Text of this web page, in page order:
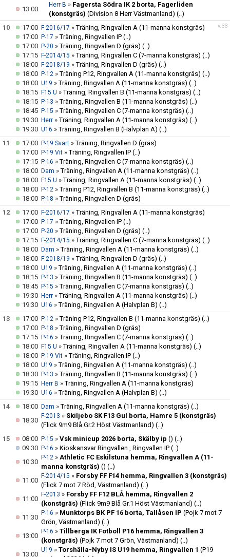
13:00
Herr B » Fagersta Södra IK 2 borta, Fagerliden
(konstgräs) (Division 8 Herr Västmanland) (..)
v.33
10 17:00 F-2016/17 »Träning, Ringvallen A (11-manna konstgräs)
17:00 P-17 »Träning, Ringvallen IP (..)
17:00 P-20 »Träning, Ringvallen D (gräs) (..)
17:15 F-2014/15 »Träning, Ringvallen C (7-manna konstgräs) (..)
18:00 F-2018/19 »Träning, Ringvallen D (gräs) (..)
18:00 P-12 »Träning P12, Ringvallen A (11-manna konstgräs) (..)
18:00 U19 »Träning, Ringvallen A (11-manna konstgräs) (..)
18:15 F15 U »Träning, Ringvallen B (11-manna konstgräs) (..)
18:15 P-13 »Träning, Ringvallen B (11-manna konstgräs) (..)
18:45 P-15 »Träning, Ringvallen C (7-manna konstgräs) (..)
19:30 Herr »Träning, Ringvallen A (11-manna konstgräs) (..)
19:30 U16 »Träning, Ringvallen B (Halvplan A) (..)
11
17:00 P-19 Svart »Träning, Ringvallen D (gräs)
17:00 P-19 Vit »Träning, Ringvallen IP (..)
17:15 P-16 »Träning, Ringvallen C (7-manna konstgräs) (..)
18:00 Dam »Träning, Ringvallen A (11-manna konstgräs) (..)
18:00 F15 U »Träning, Ringvallen A (11-manna konstgräs) (..)
18:00 P-12 »Träning P12, Ringvallen B (11-manna konstgräs) (..)
18:00 P-18 »Träning, Ringvallen D (gräs)
12
17:00 F-2016/17 »Träning, Ringvallen A (11-manna konstgräs)
17:00 P-17 »Träning, Ringvallen IP (..)
17:00 P-20 »Träning, Ringvallen D (gräs) (..)
17:15 F-2014/15 »Träning, Ringvallen C (7-manna konstgräs) (..)
18:00 Dam »Träning, Ringvallen A (11-manna konstgräs) (..)
18:00 F-2018/19 »Träning, Ringvallen D (gräs) (..)
18:00 U19 »Träning, Ringvallen A (11-manna konstgräs) (..)
18:15 P-13 »Träning, Ringvallen B (11-manna konstgräs) (..)
18:45 P-15 »Träning, Ringvallen C (7-manna konstgräs) (..)
19:30 Herr »Träning, Ringvallen A (11-manna konstgräs) (..)
19:30 U16 »Träning, Ringvallen A (Halvplan B) (..)
13
17:00 P-12 »Träning P12, Ringvallen B (11-manna konstgräs) (..)
17:00 P-18 »Träning, Ringvallen D (gräs)
17:15 P-16 »Träning, Ringvallen C (7-manna konstgräs) (..)
18:00 F15 U »Träning, Ringvallen A (11-manna konstgräs) (..)
18:00 P-19 Vit »Träning, Ringvallen IP (..)
18:00 U19 »Träning, Ringvallen A (11-manna konstgräs) (..)
18:30 P-13 »Träning, Ringvallen B (11-manna konstgräs) (..)
19:15 Herr B »Träning, Ringvallen A (11-manna konstgräs)
19:30 U16 »Träning, Ringvallen A (Halvplan B) (..)
14
18:00 Dam »Träning, Ringvallen A (11-manna konstgräs) (..)
18:30
F-2013 » Skiljebo SK F13 Gul borta, Hamre 5 (konstgräs)
(Flick 9m9 Blå Gr.2 Höst Västmanland) (..)
15
08:00 P-15 » Vsk minicup 2026 borta, Skälby ip () (..)
09:30 P-16 » Kioskansvar Ringvallen , Ringvallen IP (..)
10:30
P-12 » Athletic FC Eskilstuna hemma, Ringvallen A (11-
manna konstgräs) () (..)
11:00
F-2014/15 » Forsby FF F14 hemma, Ringvallen 3 (konstgräs)
(Flick 7 mot 7 Röd, Västmanland) (..)
11:00
F-2013 » Forsby FF F12 BLÅ hemma, Ringvallen 2
(konstgräs) (Flick 9m9 Blå Gr.1 Höst Västmanland) (..)
11:30
P-16 » Munktorps BK PF 16 borta, Tallåsen IP (Pojk 7 mot 7
Grön, Västmanland) (..)
13:00
P-16 » Tillberga IK Fotboll P16 hemma, Ringvallen 3
(konstgräs) (Pojk 7 mot 7 Grön, Västmanland) (..)
13:00
U19 » Torshälla-Nyby IS U19 hemma, Ringvallen 1 (P19